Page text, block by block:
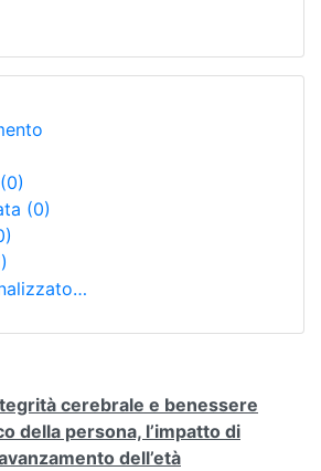
(0)
(0)
cerebrale e benessere
della persona, l’impatto di
dell’età